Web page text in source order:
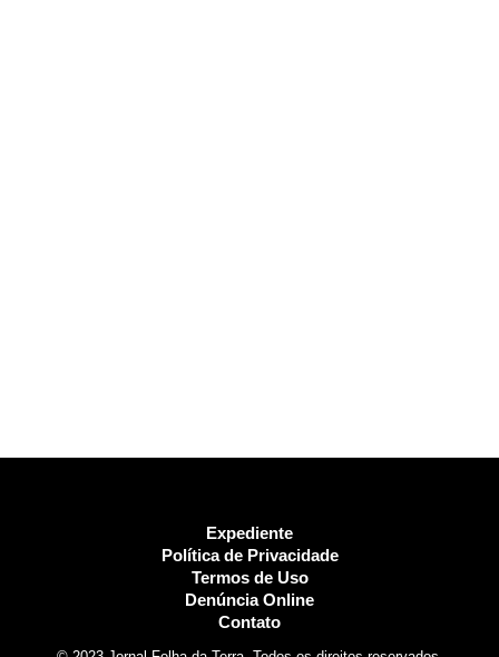
Expediente
Política de Privacidade
Termos de Uso
Denúncia Online
Contato